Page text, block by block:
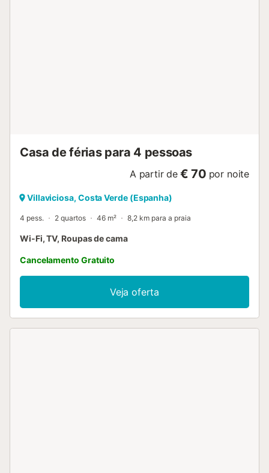
Casa de férias para 4 pessoas
A partir de € 70 por noite
Villaviciosa, Costa Verde (Espanha)
4 pess. 2 quartos 46 m² 8,2 km para a praia
Wi-Fi, TV, Roupas de cama
Cancelamento Gratuito
Veja oferta